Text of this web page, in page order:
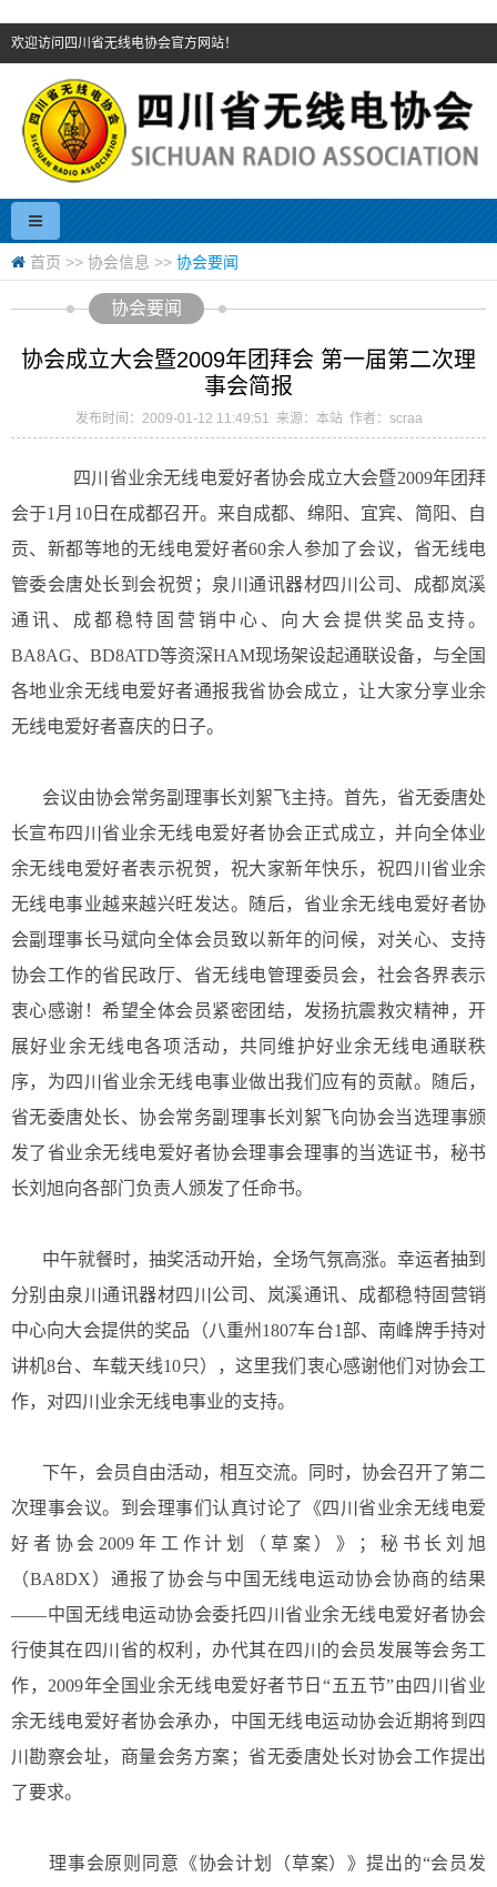
欢迎访问四川省无线电协会官方网站！
首页 >> 协会信息 >> 协会要闻
协会要闻
协会成立大会暨2009年团拜会 第一届第二次理
事会简报
发布时间：2009-01-12 11:49:51 来源：本站 作者：scraa
四川 省业余无线电爱好者协会成立大会暨2009年团拜
会于1 月 10日在成都召开。来自成都、绵阳、宜宾、简阳、自
贡、新都等地的无线电爱好者60余人参加了会议，省无线电
管委会唐处长到会祝贺；泉川通讯器材四川公司、成都岚溪
通讯、成都稳特固营销中心、向大会提供奖品支持。
BA8AG、 BD8ATD等资深HAM现场架设起通联设备，与全国
各地业余无线电爱好者通报我省协会成立，让大家分享业余
无线电爱好者喜庆的日子。
会议由协会常务副理事长刘絮飞主持。首先，省无委唐处
长宣布四川省业余无线电爱好者协会正式成立，并向全体业
余无线电爱好者表示祝贺，祝大家新年快乐，祝四川省业余
无线电事业越来越兴旺发达。随后，省业余无线电爱好者协
会副理事长马斌向全体会员致以新年的问候，对关心、支持
协会工作的省民政厅、省无线电管理委员会，社会各界表示
衷心感谢！希望全体会员紧密团结，发扬抗震救灾精神，开
展好业余无线电各项活动，共同维护好业余无线电通联秩
序，为四川省业余无线电事业做出我们应有的贡献。随后，
省无委唐处长、协会常务副理事长刘絮飞向协会当选理事颁
发了省业余无线电爱好者协会理事会理事的当选证书，秘书
长刘旭向各部门负责人颁发了任命书。
中午就餐时，抽奖活动开始，全场气氛高涨。幸运者抽到
分别由泉川通讯器材四川公司、岚溪通讯、成都稳特固营销
中心向大会提供的奖品（八重州 1807车台1部、南峰牌手持对
讲机8台、 车载天线10只），这里我们衷心感谢他们对协会工
作，对四川业余无线电事业的支持。
下午，会员自由活动，相互交流。同时，协会召开了第二
次理事会议。到会理事们认真讨论了《四川省业余无线电爱
好者协会 2009 年工作计划（草案）》；秘书长刘旭
（BA8DX）通报了协会与中国无线电运动协会协商的结果
——中国无线电运动协会委托四川省业余无线电爱好者协会
行使其在四川省的权利，办代其在四川的会员发展等会务工
作， 2009年全国业余无线电爱好者节日 “五五节”由四川省业
余无线电爱好者协会承办，中国无线电运动协会近期将到四
川勘察会址，商量会务方案；省无委唐处长对协会工作提出
了要求。
理事会原则同意《协会计划（草案）》提出的“会员发